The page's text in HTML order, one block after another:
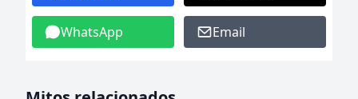
WhatsApp Email